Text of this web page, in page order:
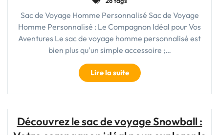
Sac de Voyage Homme Personnalisé Sac de Voyage
Homme Personnalisé : Le Compagnon Idéal pour Vos
Aventures Le sac de voyage homme personnalisé est
bien plus qu'un simple accessoire ;…
Lire la suite"Le
Sac
de
Personnalisé
Découvrez le sac de voyage Snowball :